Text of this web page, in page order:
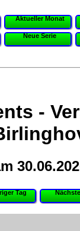
Aktueller Monat
Neue Serie
-
Tag